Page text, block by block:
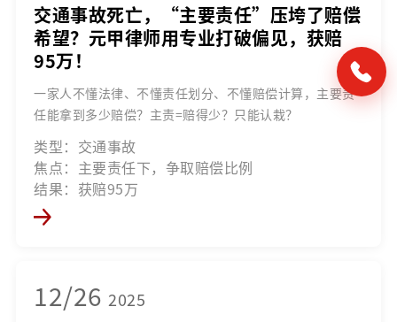
交通事故死亡，“主要责任”压垮了赔偿
希望？元甲律师用专业打破偏见，获赔
95万！
一家人不懂法律、不懂责任划分、不懂赔偿计算，主要责
任能拿到多少赔偿？主责=赔得少？只能认栽？
类型：交通事故
焦点：主要责任下，争取赔偿比例
结果：获赔95万
12/26 2025